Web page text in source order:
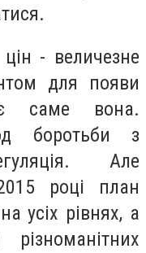
- величезне
для появи
є саме вона.
боротьби з
Але
році план
усіх рівнях, а